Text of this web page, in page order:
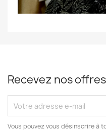
Recevez nos
Vous pouvez vous désinscrire à